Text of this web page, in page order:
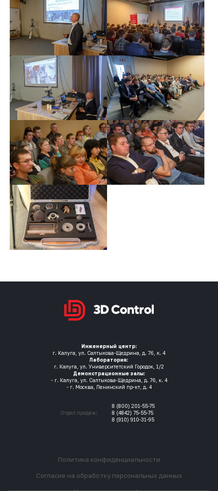
Инженерный центр:
г. Калуга, ул. Салтыкова-Щедрина, д. 76, к. 4
Лаборатория:
г. Калуга, ул. Университетский Городок, 1/2
Демонстрационные залы:
- г. Калуга, ул. Салтыкова-Щедрина, д. 76, к. 4
- г. Москва, Ленинский пр-кт, д. 4
Отдел продаж:
8 (800) 201-55-75
8 (4842) 75-55-75
8 (910) 910-31-95
Политика конфиденциальности
Согласие на обработку персональных данных